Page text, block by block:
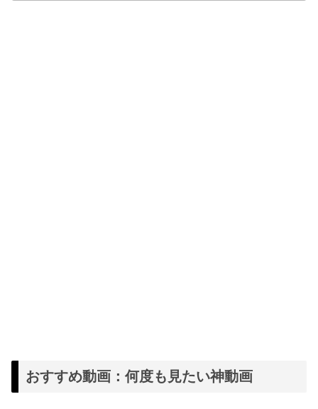
おすすめ動画：何度も見たい神動画